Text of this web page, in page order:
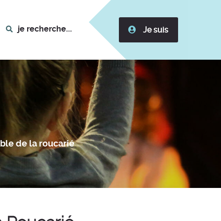
je recherche... Je suis
de la roucarié